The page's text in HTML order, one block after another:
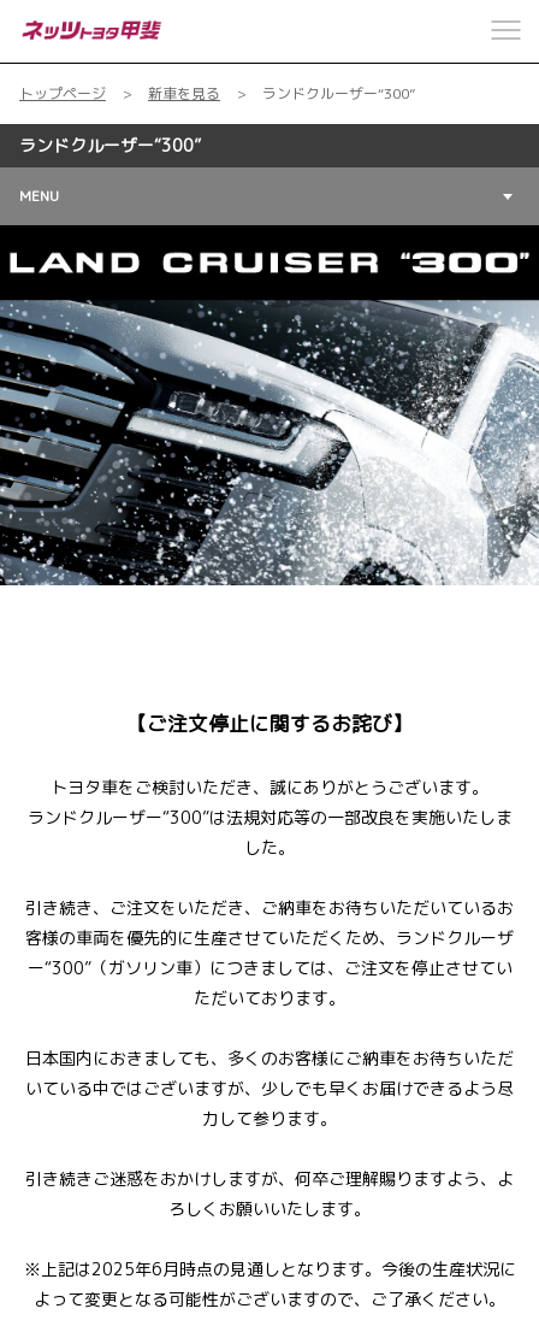
トップページ 新車を見る ランドクルーザー“300”
ランドクルーザー“300”
MENU
【ご注文停止に関するお詫び】
トヨタ車をご検討いただき、誠にありがとうございます。
ランドクルーザー“300”は法規対応等の一部改良を実施いたしま
した。
引き続き、ご注文をいただき、ご納車をお待ちいただいているお
客様の車両を優先的に生産させていただくため、ランドクルーザ
ー“300”（ガソリン車）につきましては、ご注文を停止させてい
ただいております。
日本国内におきましても、多くのお客様にご納車をお待ちいただ
いている中ではございますが、少しでも早くお届けできるよう尽
力して参ります。
引き続きご迷惑をおかけしますが、何卒ご理解賜りますよう、よ
ろしくお願いいたします。
※上記は2025年6月時点の見通しとなります。今後の生産状況に
よって変更となる可能性がございますので、ご了承ください。